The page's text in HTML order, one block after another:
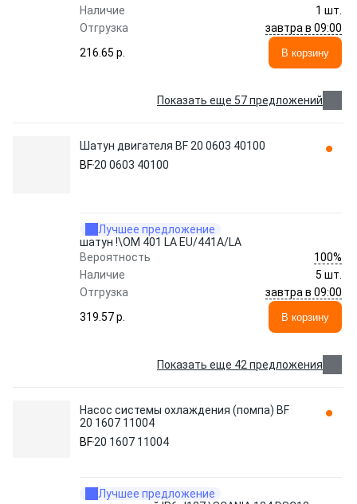
Наличие
1 шт.
Отгрузка
завтра в 09:00
216.65 p.
В корзину
Показать еще 57 предложений
Шатун двигателя BF 20 0603 40100
BF20 0603 40100
Лучшее предложение
шатун !\OM 401 LA EU/441A/LA
Вероятность
100%
Наличие
5 шт.
Отгрузка
завтра в 09:00
319.57 p.
В корзину
Показать еще 42 предложения
Насос системы охлаждения (помпа) BF
20 1607 11004
BF20 1607 11004
Лучшее предложение